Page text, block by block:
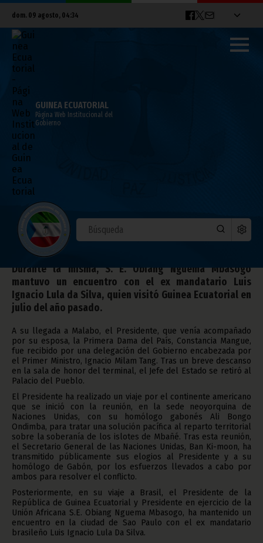
dom. 09 agosto, 04:34
GUINEA ECUATORIAL
Página Web Institucional del
Gobierno
El Presidente de la Republica regresa a
Malabo tras una breve estancia en Brasil
marzo 09, 2011
Noticias Presidencia
Durante la misma, S. E. Obiang Nguema Mbasogo
mantuvo un encuentro con el ex mandatario Luis
Ignacio Lula da Silva, quien visitó Guinea Ecuatorial en
julio del año pasado.
A su llegada a Malabo, el Presidente, que venía acompañado
por su esposa, la Primera Dama del País, Constancia Mangue,
fue recibido por una delegación del Gobierno encabezada por
el Primer Ministro, Ignacio Milam Tang. Tras un breve descanso
en la sala de honor del terminal, el Jefe del Estado se retiró al
Palacio del Pueblo.
El Presidente ha realizado un viaje por el continente americano
que se inició con la reunión, en la sede neoyorquina de
Naciones Unidas, con su homólogo gabonés Ali Bongo
Ondimba, para tratar una solución pacífica al reparto territorial
sobre la soberanía de los islotes de Mbañé. Tras esta reunión,
el Secretario General de las Naciones Unidas, Ban Ki-moon, ha
transmitido públicamente sus elogios al Presidente y a su
homólogo de Gabón, por los esfuerzos llevados a cabo por
ambos para resolver el conflicto.
Posteriormente, en su viaje a Brasil, el Presidente de la
República de Guinea Ecuatorial y Presidente en ejercicio de la
Unión Africana S.E. Obiang Nguema Mbasogo, ha mantenido un
encuentro en la ciudad de Sao Paulo con el ex­ mandatario
brasileño Luis Ignacio Lula Da Silva.